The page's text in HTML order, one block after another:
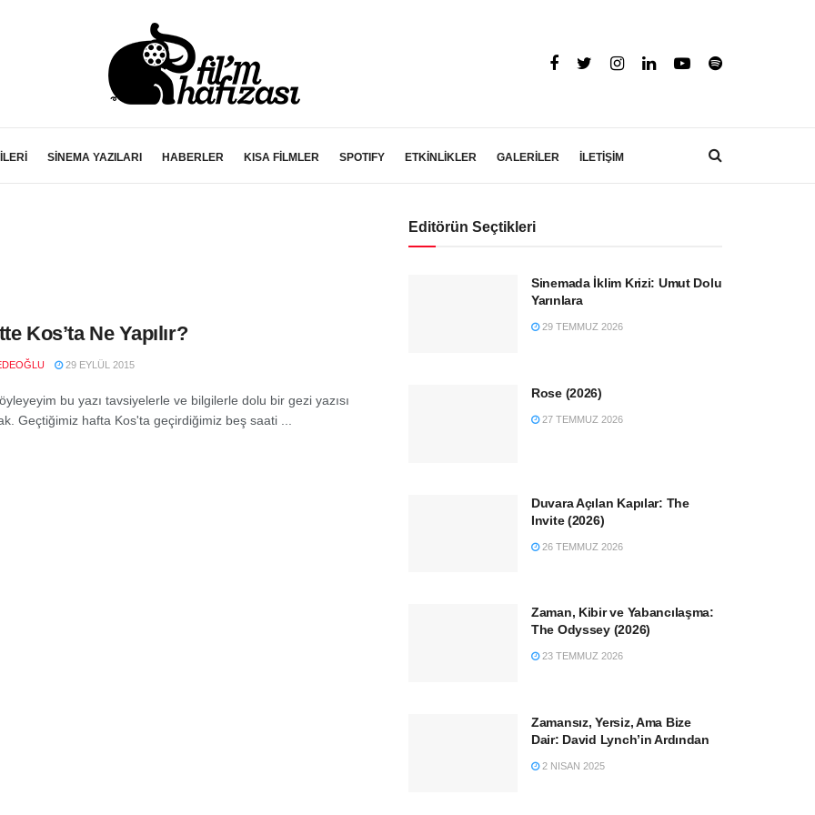
SİNEMA YAZILARI HABERLER KISA FİLMLER SPOTIFY ETKİNLİKLER GALERİLER İLETİŞİM
Kos’ta Ne Yapılır?
29 EYLÜL 2015
bu yazı tavsiyelerle ve bilgilerle dolu bir gezi yazısı
Geçtiğimiz hafta Kos'ta geçirdiğimiz beş saati ...
Editörün Seçtikleri
Sinemada İklim Krizi: Umut Dolu
Yarınlara
29 TEMMUZ 2026
Rose (2026)
27 TEMMUZ 2026
Duvara Açılan Kapılar: The
Invite (2026)
26 TEMMUZ 2026
Zaman, Kibir ve Yabancılaşma:
The Odyssey (2026)
23 TEMMUZ 2026
Zamansız, Yersiz, Ama Bize
Dair: David Lynch’in Ardından
2 NISAN 2025